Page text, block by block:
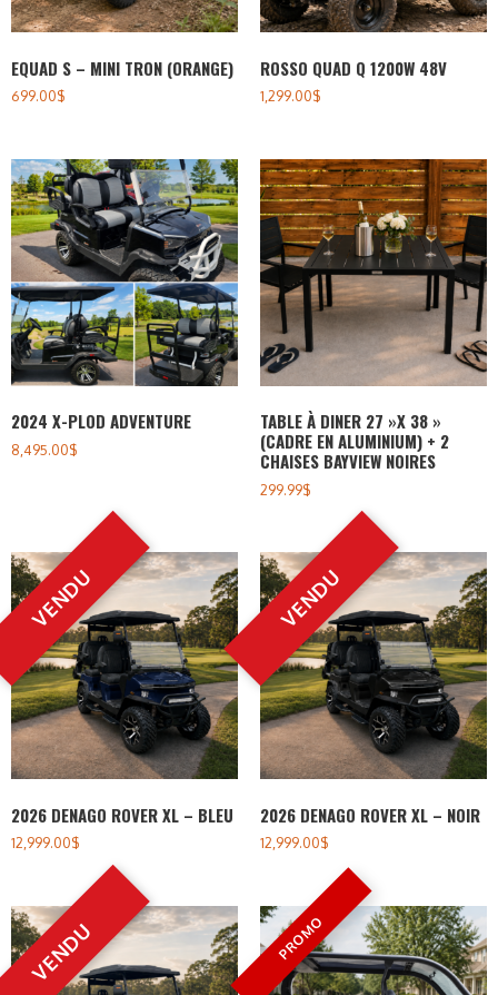
EQUAD S – MINI TRON (ORANGE)
699.00$
ROSSO QUAD Q 1200W 48V
1,299.00$
2024 X-PLOD ADVENTURE
8,495.00$
TABLE À DINER 27 »X 38 »
(CADRE EN ALUMINIUM) + 2
CHAISES BAYVIEW NOIRES
299.99$
2026 DENAGO ROVER XL – BLEU
12,999.00$
2026 DENAGO ROVER XL – NOIR
12,999.00$